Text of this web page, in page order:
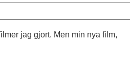
jag gjort. Men min nya film,